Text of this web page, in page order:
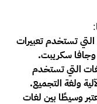
تستخدم تعبيرات
وجافا سكريبت.
التي تستخدم
ولغة التجميع.
وسيطًا بين لغات